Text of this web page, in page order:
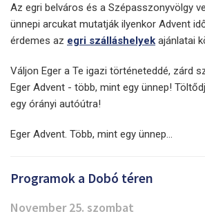
Az egri belváros és a Szépasszonyvölgy
ünnepi arcukat mutatják ilyenkor Advent
érdemes az egri szálláshelyek ajánlatai
Váljon Eger a Te igazi történeteddé, zárd
Eger Advent - több, mint egy ünnep!
egy órányi autóútra!
Eger Advent. Több, mint egy ünnep...
Programok a Dobó téren
November 25. szombat